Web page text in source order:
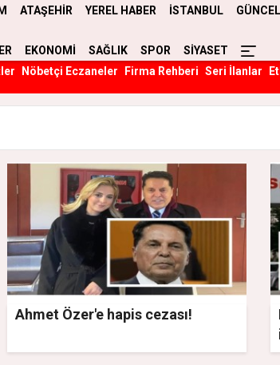
ATAŞEHİR YEREL HABER İSTANBUL GÜNCEL
EKONOMİ SAĞLIK SPOR
SİYASET
Nöbetçi Eczaneler Firma Rehberi Seri İlanlar
Ahmet Özer'e hapis cezası!